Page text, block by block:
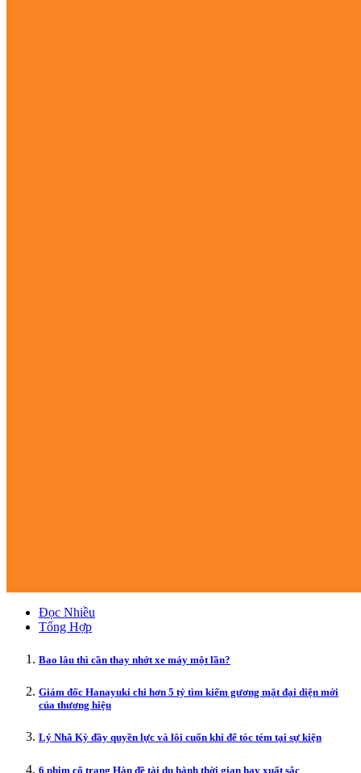
Đọc Nhiều
Tổng Hợp
Bao lâu thì cần thay nhớt xe máy một lần?
Giám đốc Hanayuki chi hơn 5 tỷ tìm kiếm gương mặt đại diện mới
của thương hiệu
Lý Nhã Kỳ đầy quyền lực và lôi cuốn khi để tóc tém tại sự kiện
6 phim cổ trang Hàn đề tài du hành thời gian hay xuất sắc